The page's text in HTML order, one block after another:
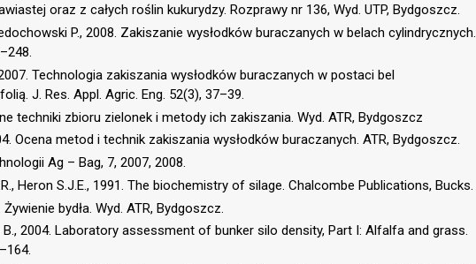
oraz z całych roślin kukurydzy. Rozprawy nr 136, Wyd. UTP, Bydgoszcz.
P., 2008. Zakiszanie wysłodków buraczanych w belach cylindrycznych.
Technologia zakiszania wysłodków buraczanych w postaci bel
J. Res. Appl. Agric. Eng. 52(3), 37–39.
techniki zbioru zielonek i metody ich zakiszania. Wyd. ATR, Bydgoszcz
Ocena metod i technik zakiszania wysłodków buraczanych. ATR, Bydgoszcz.
Ag – Bag, 7, 2007, 2008.
Heron S.J.E., 1991. The biochemistry of silage. Chalcombe Publications, Bucks.
bydła. Wyd. ATR, Bydgoszcz.
B., 2004. Laboratory assessment of bunker silo density, Part I: Alfalfa and grass.